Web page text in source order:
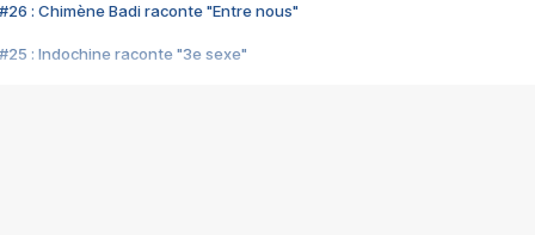
#26 : Chimène Badi raconte "Entre nous"
#25 : Indochine raconte "3e sexe"